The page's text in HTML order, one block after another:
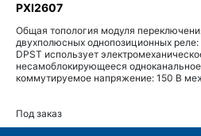
PXI2607
Общая топология модуля
двухполюсных однопозиционных
DPST использует
несамоблокирующееся
коммутируемое напряжение: 150 В
Под заказ